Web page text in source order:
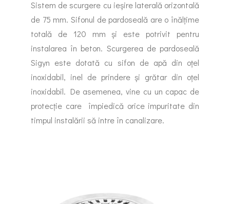
Sistem de scurgere cu ieșire laterală orizontală
de 75 mm. Sifonul de pardoseală are o înălțime
totală de 120 mm și este potrivit pentru
instalarea în beton. Scurgerea de pardoseală
Sigyn este dotată cu sifon de apă din oțel
inoxidabil, inel de prindere și grătar din oțel
inoxidabil. De asemenea, vine cu un capac de
protecție care împiedică orice impuritate din
timpul instalării să intre în canalizare.